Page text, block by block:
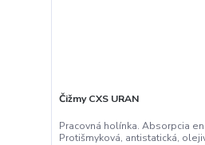
Čižmy CXS URAN
Pracovná holínka. Absorpcia
Protišmyková, antistatická,